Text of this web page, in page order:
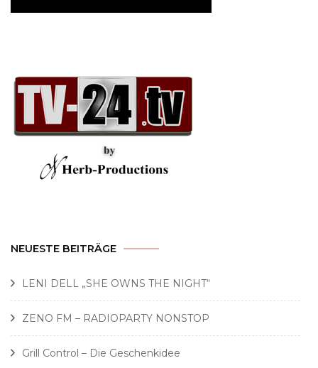
NEUESTE BEITRÄGE
LENI DELL „SHE OWNS THE NIGHT“
ZENO FM – RADIOPARTY NONSTOP
Grill Control – Die Geschenkidee